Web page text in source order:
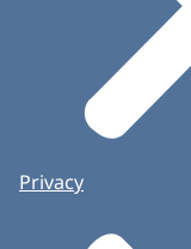
Privacy